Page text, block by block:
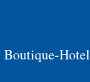
Boutique-Hotel